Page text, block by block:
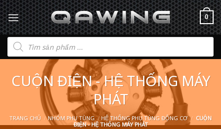
0
Tìm
kiếm
sản
phẩm
CUỘN ĐIỆN - HỆ THỐNG MÁY
PHÁT
TRANG CHỦ / NHÓM PHỤ TÙNG / HỆ THỐNG PHỤ TÙNG ĐỘNG CƠ / CUỘN
ĐIỆN - HỆ THỐNG MÁY PHÁT